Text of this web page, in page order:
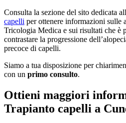
Consulta la sezione del sito dedicata
capelli per ottenere informazioni sulle
Tricologia Medica e sui risultati che è
contrastare la progressione
precoce di capelli.
Siamo a tua disposizione per
con un primo consulto.
Ottieni maggiori
Trapianto capelli a